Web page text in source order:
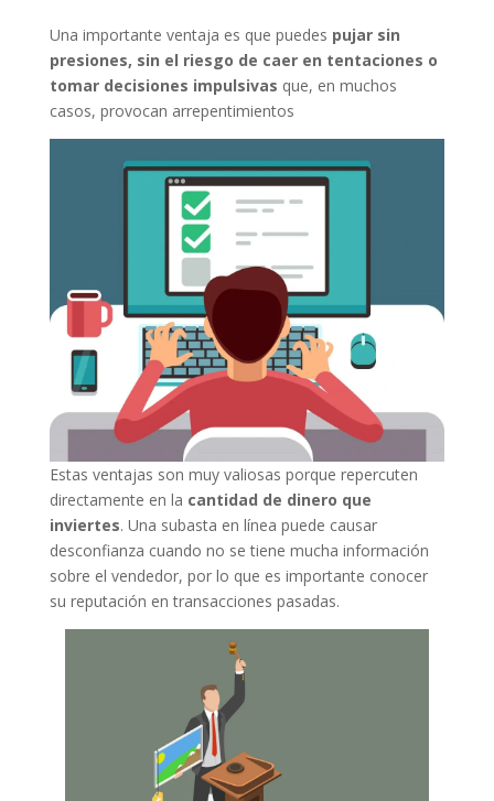
Una importante ventaja es que puedes pujar sin
presiones, sin el riesgo de caer en tentaciones o
tomar decisiones impulsivas que, en muchos
casos, provocan arrepentimientos
Estas ventajas son muy valiosas porque repercuten
directamente en la cantidad de dinero que
inviertes. Una subasta en línea puede causar
desconfianza cuando no se tiene mucha información
sobre el vendedor, por lo que es importante conocer
su reputación en transacciones pasadas.